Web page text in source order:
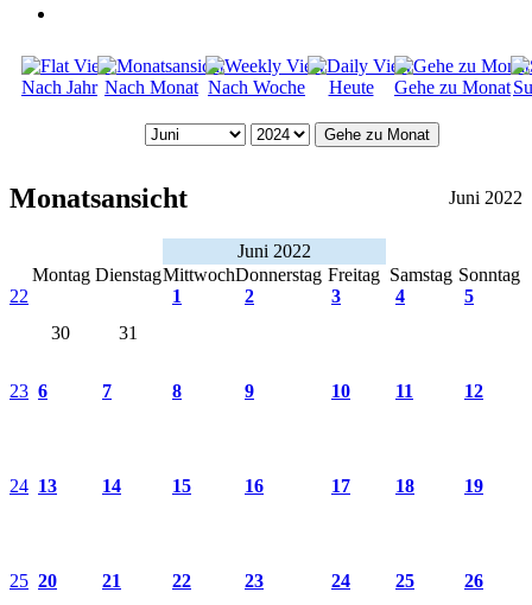
Nach Jahr Nach Monat Nach Woche Heute Gehe zu Monat
Gehe zu Monat
Monatsansicht Juni 2022
Juni 2022
Montag DienstagMittwochDonnerstag Freitag Samstag Sonntag
22
30
31
1 2 3 4 5
23 6 7 8 9 10 11 12
24 13 14 15 16 17 18 19
25 20 21 22 23 24 25 26